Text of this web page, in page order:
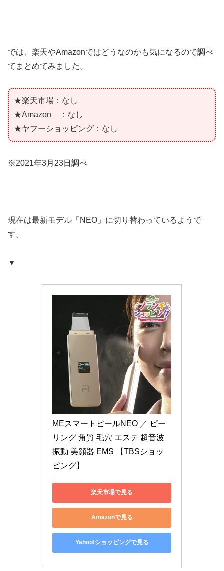
では、楽天やAmazonではどうなのかも気になるので調べ
てまとめてみました。
★楽天市場：なし
★Amazon ：なし
★ヤフーショッピング：なし
※2021年3月23日調べ
現在は最新モデル「NEO」に切り替わっているようで
す。
▼
MEスマートピールNEO ／ ピー
リング 角質 毛穴 エステ 超音波
振動 美顔器 EMS 【TBSショッ
ピング】
楽天市場で見る
Amazonで見る
Yahoo!ショッピングで見る